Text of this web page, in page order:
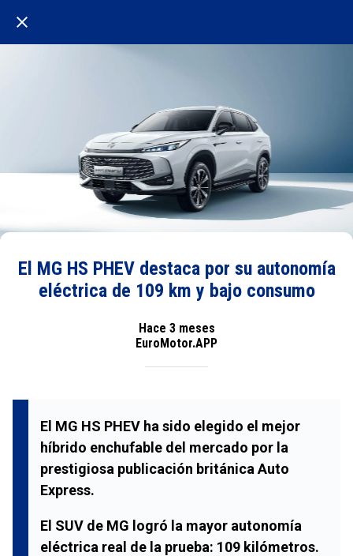
El MG HS PHEV destaca por su autonomía
eléctrica de 109 km y bajo consumo
Hace 3 meses
EuroMotor.APP
El MG HS PHEV ha sido elegido el mejor
híbrido enchufable del mercado por la
prestigiosa publicación británica Auto
Express.
El SUV de MG logró la mayor autonomía
eléctrica real de la prueba: 109 kilómetros.